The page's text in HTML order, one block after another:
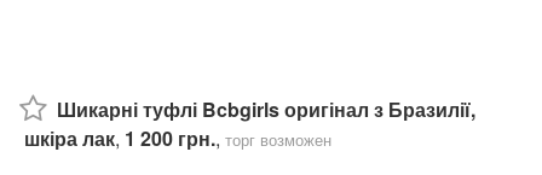
Шикарні туфлі Bcbgirls оригінал з Бразилії,
шкіра лак, 1 200 грн., торг возможен